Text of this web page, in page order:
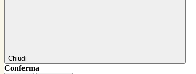
Chiudi
Conferma